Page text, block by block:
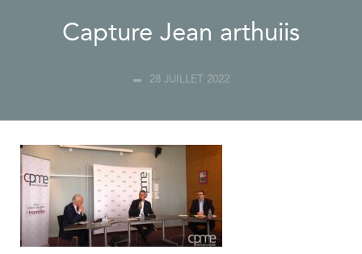
Capture Jean arthuiis
28 JUILLET 2022